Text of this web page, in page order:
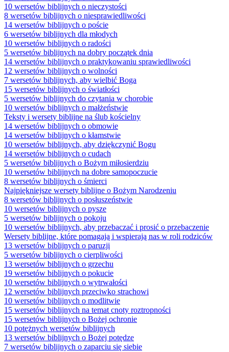
10 wersetów biblijnych o nieczystości
8 wersetów biblijnych o niesprawiedliwości
14 wersetów biblijnych o poście
6 wersetów biblijnych dla młodych
10 wersetów biblijnych o radości
5 wersetów biblijnych na dobry początek dnia
14 wersetów biblijnych o praktykowaniu sprawiedliwości
12 wersetów biblijnych o wolności
7 wersetów biblijnych, aby wielbić Boga
15 wersetów biblijnych o światłości
5 wersetów biblijnych do czytania w chorobie
10 wersetów biblijnych o małżeństwie
Teksty i wersety biblijne na ślub kościelny
14 wersetów biblijnych o obmowie
14 wersetów biblijnych o kłamstwie
10 wersetów biblijnych, aby dziękczynić Bogu
14 wersetów biblijnych o cudach
5 wersetów biblijnych o Bożym miłosierdziu
10 wersetów biblijnych na dobre samopoczucie
8 wersetów biblijnych o śmierci
Najpiękniejsze wersety biblijne o Bożym Narodzeniu
8 wersetów biblijnych o posłuszeństwie
10 wersetów biblijnych o pysze
5 wersetów biblijnych o pokoju
10 wersetów biblijnych, aby przebaczać i prosić o przebaczenie
Wersety biblijne, które pomagają i wspierają nas w roli rodziców
13 wersetów biblijnych o paruzji
5 wersetów biblijnych o cierpliwości
13 wersetów biblijnych o grzechu
19 wersetów biblijnych o pokucie
10 wersetów biblijnych o wytrwałości
12 wersetów biblijnych przeciwko strachowi
10 wersetów biblijnych o modlitwie
15 wersetów biblijnych na temat cnoty roztropności
15 wersetów biblijnych o Bożej ochronie
10 potężnych wersetów biblijnych
13 wersetów biblijnych o Bożej potędze
7 wersetów biblijnych o zaparciu się siebie